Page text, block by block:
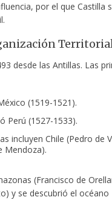
por el que Castilla
desde las Antillas. Las
(1519-1521).
Perú (1527-1533).
incluyen Chile (Pedro de
Mendoza).
(Francisco de
y se descubrió el océano